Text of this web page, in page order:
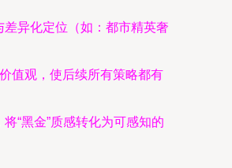
异化定位（如：都市精英奢
值观，使后续所有策略都有
“黑金”质感转化为可感知的